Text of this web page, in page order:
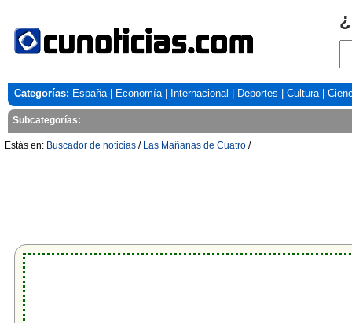
Categorías: España| Economía| Internacional Deportes Cultura|
Subcategorías:
Estás en: Buscador de noticias / Las Mañanas de Cuatro /